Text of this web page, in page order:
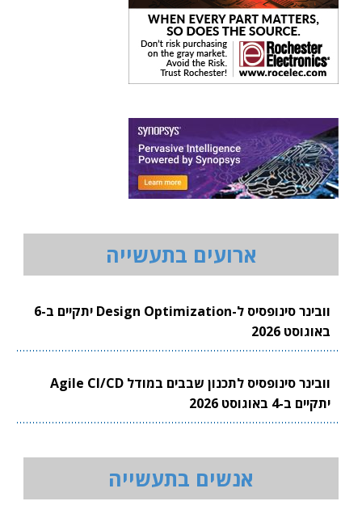
ארועים בתעשייה
וובינר סינופסיס ל-Design Optimization יתקיים ב-6
באוגוסט 2026
וובינר סינופסיס לתכנון שבבים במודל Agile CI/CD
יתקיים ב-4 באוגוסט 2026
אנשים בתעשייה